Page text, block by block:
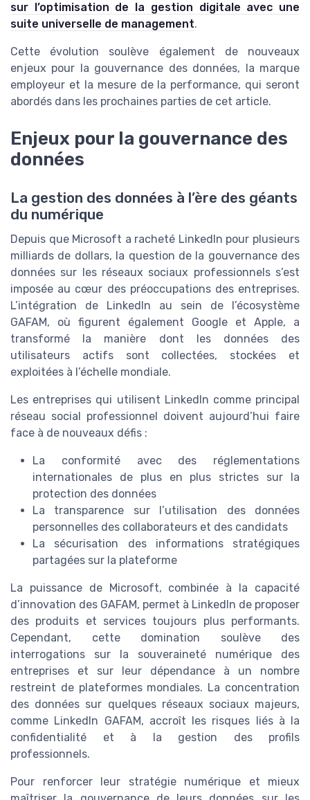
sur l’optimisation de la gestion digitale avec une
suite universelle de management.
Cette évolution soulève également de nouveaux
enjeux pour la gouvernance des données, la marque
employeur et la mesure de la performance, qui seront
abordés dans les prochaines parties de cet article.
Enjeux pour la gouvernance des
données
La gestion des données à l’ère des géants
du numérique
Depuis que Microsoft a racheté LinkedIn pour plusieurs
milliards de dollars, la question de la gouvernance des
données sur les réseaux sociaux professionnels s’est
imposée au cœur des préoccupations des entreprises.
L’intégration de LinkedIn au sein de l’écosystème
GAFAM, où figurent également Google et Apple, a
transformé la manière dont les données des
utilisateurs actifs sont collectées, stockées et
exploitées à l’échelle mondiale.
Les entreprises qui utilisent LinkedIn comme principal
réseau social professionnel doivent aujourd’hui faire
face à de nouveaux défis :
La conformité avec des réglementations
internationales de plus en plus strictes sur la
protection des données
La transparence sur l’utilisation des données
personnelles des collaborateurs et des candidats
La sécurisation des informations stratégiques
partagées sur la plateforme
La puissance de Microsoft, combinée à la capacité
d’innovation des GAFAM, permet à LinkedIn de proposer
des produits et services toujours plus performants.
Cependant, cette domination soulève des
interrogations sur la souveraineté numérique des
entreprises et sur leur dépendance à un nombre
restreint de plateformes mondiales. La concentration
des données sur quelques réseaux sociaux majeurs,
comme LinkedIn GAFAM, accroît les risques liés à la
confidentialité et à la gestion des profils
professionnels.
Pour renforcer leur stratégie numérique et mieux